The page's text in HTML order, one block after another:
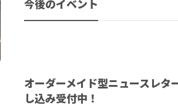
今後のイベント
オーダーメイド型ニュースレタ
し込み受付中！